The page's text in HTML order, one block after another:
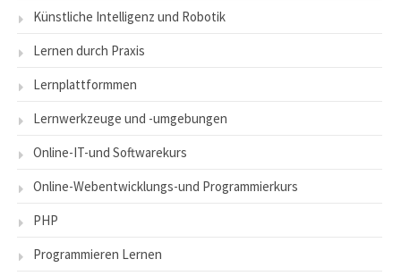
Künstliche Intelligenz und Robotik
Lernen durch Praxis
Lernplattformmen
Lernwerkzeuge und -umgebungen
Online-IT-und Softwarekurs
Online-Webentwicklungs-und Programmierkurs
PHP
Programmieren Lernen